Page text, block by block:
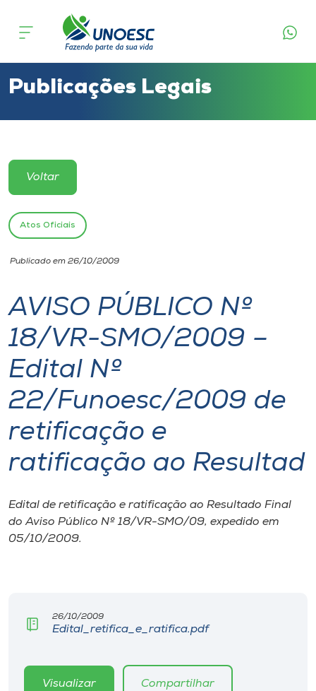
Cursos
Atendimento ao Estudante
Portal de Ensino
Unoesc
Internacionalização
I.nova
Diplomados
Cultura
CPA
Biblioteca
Unoesc
Publicações Legais
Voltar
Atos Oficiais
Publicado em 26/10/2009
AVISO PÚBLICO Nº
18/VR-SMO/2009 –
Edital Nº
22/Funoesc/2009 de
retificação e
ratificação ao Resultad
Edital de retificação e ratificação ao Resultado Final
do Aviso Público Nº 18/VR-SMO/09, expedido em
05/10/2009.
26/10/2009
Edital_retifica_e_ratifica.pdf
Visualizar Compartilhar